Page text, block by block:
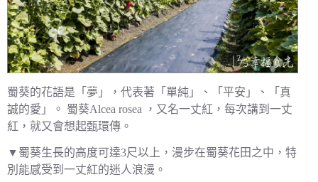
蜀葵的花語是「夢」，代表著「單純」、「平安」、「真
誠的愛」。 蜀葵Alcea rosea ，又名一丈紅，每次講到一丈
紅，就又會想起甄環傳。
▼蜀葵生長的高度可達3尺以上，漫步在蜀葵花田之中，特
別能感受到一丈紅的迷人浪漫。